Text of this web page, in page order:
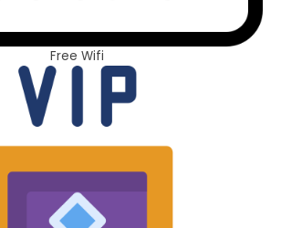
Free Wifi